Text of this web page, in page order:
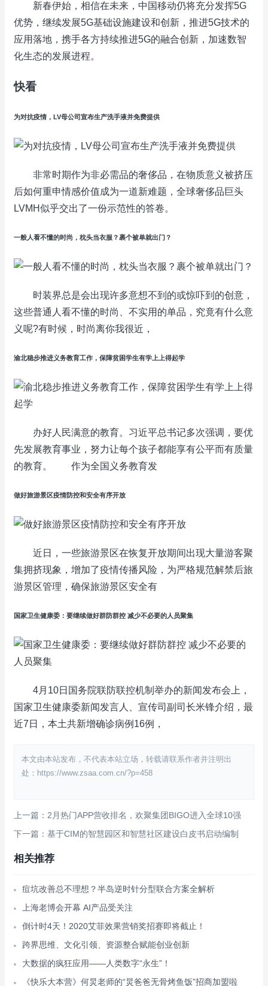
新春伊始，相信在未来，中国移动仍将充分发挥5G
优势，继续发展5G基础设施建设和创新，推进5G技术的
应用落地，携手各方持续推进5G的融合创新，加速数智
化生态的发展进程。
快看
为对抗疫情，LV母公司宣布生产洗手液并免费提供
非常时期作为非必需品的奢侈品，在物质意义被挤压
后如何重申情感价值成为一道新难题，全球奢侈品巨头
LVMH似乎交出了一份示范性的答卷。
一般人看不懂的时尚，枕头当衣服？裹个被单就出门？
时装界总是会出现许多意想不到的或惊吓到的创意，
这些普通人看不懂的时尚、不实用的单品，究竟有什么意
义呢?有时候，时尚离你我很近，
渝北稳步推进义务教育工作，保障贫困学生有学上上得起学
办好人民满意的教育。习近平总书记多次强调，要优
先发展教育事业，努力让每个孩子都能享有公平而有质量
的教育。 作为全国义务教育发
做好旅游景区疫情防控和安全有序开放
近日，一些旅游景区在恢复开放期间出现大量游客聚
集拥挤现象，增加了疫情传播风险，为严格规范解禁后旅
游景区管理，确保旅游景区安全有
国家卫生健康委：要继续做好群防群控 减少不必要的人员聚集
4月10日国务院联防联控机制举办的新闻发布会上，
国家卫生健康委新闻发言人、宣传司副司长米锋介绍，最
近7日，本土共新增确诊病例16例，
本文由本站发布，不代表本站立场，转载请联系作者并注明出
处：https://www.zsaa.com.cn/?p=458
上一篇：2月热门APP营收排名，欢聚集团BIGO进入全球10强
下一篇：基于CIM的智慧园区和智慧社区建设白皮书启动编制
相关推荐
痘坑改善总不理想？半岛逆时针分型联合方案全解析
上海老博会开幕 AI产品受关注
倒计时4天！2020艾菲效果营销奖招赛即将截止！
跨界思维、文化引领、资源整合赋能创业创新
大数据的疯狂应用——人类数字“永生”！
《快乐大本营》何炅老师的“炅爸爸无骨烤鱼饭”招商加盟啦